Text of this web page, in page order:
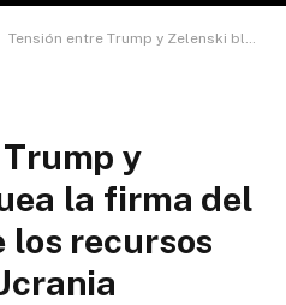
Tensión entre Trump y Zelenski bloquea la firma del acuerdo sobre los recursos naturales de Ucrania
y
la firma del
los recursos